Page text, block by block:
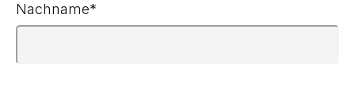
Nachname*